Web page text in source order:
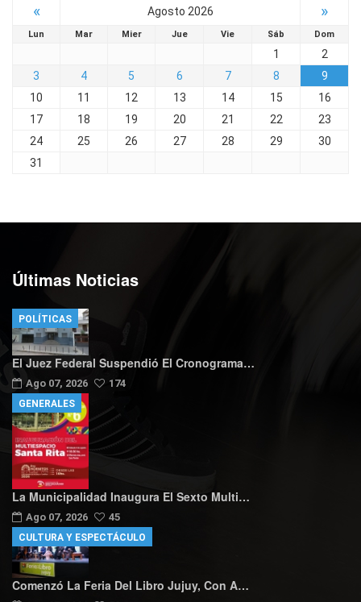
« Agosto 2026 »
Lun Mar Mier Jue Vie Sáb Dom
1
2
3
4 5 6 7 8
9
10
11 12 13 14 15
16
17
18 19 20 21 22
23
24
25 26 27 28 29
30
31
Últimas Noticias
El Juez Federal Suspendió El Cronograma…
Ago 07, 2026 174
POLÍTICAS
La Municipalidad Inaugura El Sexto Multi…
Ago 07, 2026 45
GENERALES
Comenzó La Feria Del Libro Jujuy, Con A…
CULTURA Y ESPECTÁCULO